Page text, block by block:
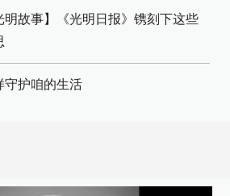
明故事】《光明日报》镌刻下这些
守护咱的生活